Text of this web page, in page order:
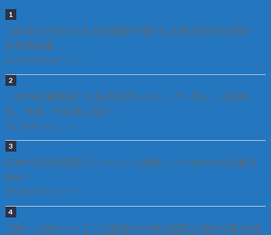
【合否を左右する】就活面接で聞かれる長所短所の質問・
回答例30選
114.1k件のビュー
《2018年最新版》広告代理店ランキング – 売上、仕事内
容、年収、外資系も紹介！
92.2k件のビュー
日本の広告代理店ランキング！国内トップ10の大手企業を
紹介！
85.8k件のビュー
【知って差がつく】二次面接での頻出質問と回答15選-対策